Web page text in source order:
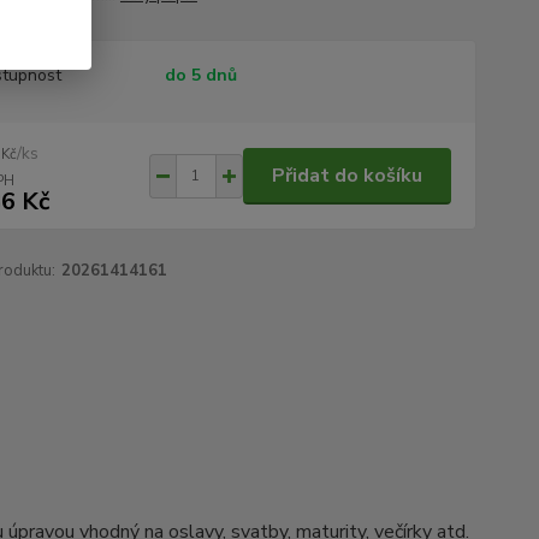
do 5 dnů
/ks
Kč
Přidat do košíku
20261414161
vhodný na oslavy, svatby, maturity, večírky atd.